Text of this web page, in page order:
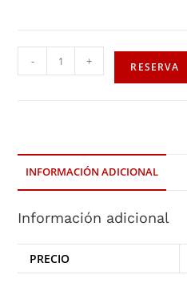
- + RESERVA
INFORMACIÓN ADICIONAL
Información adicional
PRECIO